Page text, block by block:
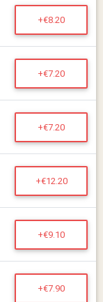
+€8.20
+€7.20
+€7.20
+€12.20
+€9.10
+€7.90